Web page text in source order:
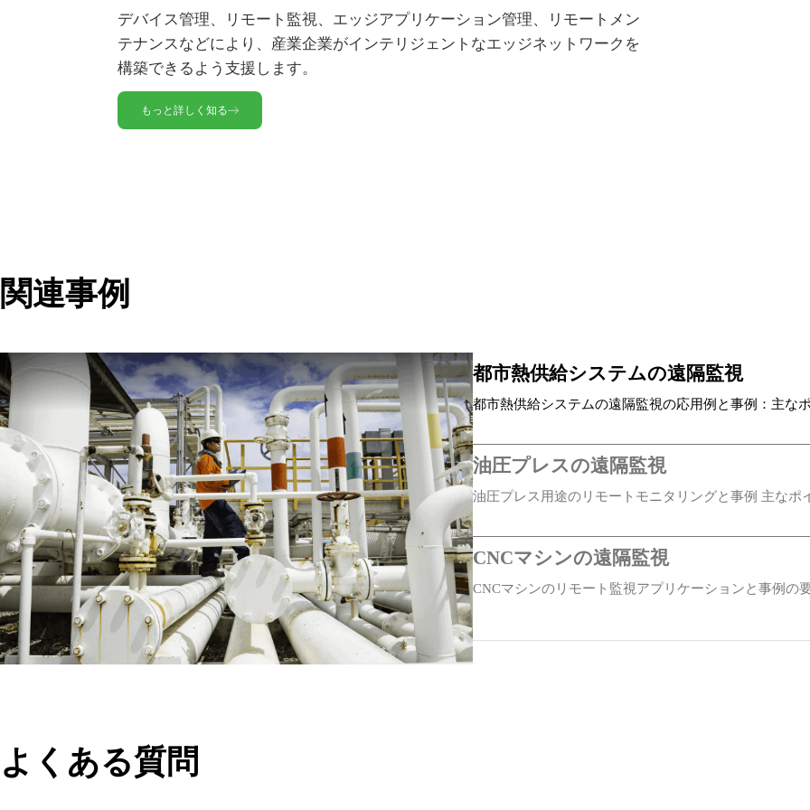
入出力ポート
なし / 4×DI + 3×DO + 1×リレー出力DOまたはデジタル/パルス出
LEDインジケーター
microSD
Wi-Fi（オプション）
電力と消費電力
電源入力
12～48V DC入力
電源端子
取り外し可能な産業用ターミナル
逆極性/過電流保護
サポート対象
機械仕様
住宅と冷房
金属製筐体、ファンレス
取り付け方法
DINレール/壁面取り付け
保護等級
IP30
RTC（オプション）
スーパーキャパシタで駆動する組み込み型RTC
資格認定
デバイス管理、リモート監視、エッジアプリケーション管理、リモートメン
テナンスなどにより、産業企業がインテリジェントなエッジネットワークを
構築できるよう支援します。
もっと詳しく知る
関連事例
都市熱供給システムの遠隔監視
都市熱供給システムの遠隔監視の応用例と事例：主な
油圧プレスの遠隔監視
油圧プレス用途のリモートモニタリングと事例 主な
CNCマシンの遠隔監視
CNCマシンのリモート監視アプリケーションと事例の
飲料用自動生産ライン
よくある質問